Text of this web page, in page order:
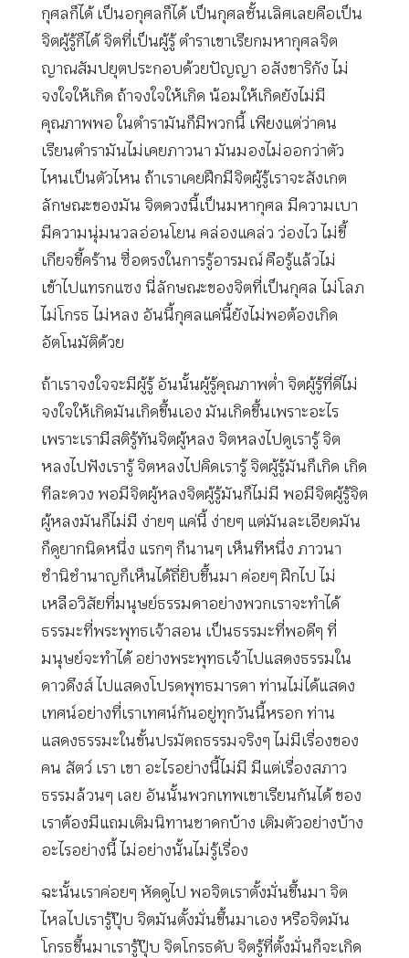
กุศลก็ได้ เป็นอกุศลก็ได้ เป็นกุศลชั้นเลิศเลยคือเป็น
จิตผู้รู้ก็ได้ จิตที่เป็นผู้รู้ ตำราเขาเรียกมหากุศลจิต
ญาณสัมปยุตประกอบด้วยปัญญา อสังขาริกัง ไม่
จงใจให้เกิด ถ้าจงใจให้เกิด น้อมให้เกิดยังไม่มี
คุณภาพพอ ในตำรามันก็มีพวกนี้ เพียงแต่ว่าคน
เรียนตำรามันไม่เคยภาวนา มันมองไม่ออกว่าตัว
ไหนเป็นตัวไหน ถ้าเราเคยฝึกมีจิตผู้รู้เราจะสังเกต
ลักษณะของมัน จิตดวงนี้เป็นมหากุศล มีความเบา
มีความนุ่มนวลอ่อนโยน คล่องแคล่ว ว่องไว ไม่ขี้
เกียจขี้คร้าน ซื่อตรงในการรู้อารมณ์ คือรู้แล้วไม่
เข้าไปแทรกแซง นี่ลักษณะของจิตที่เป็นกุศล ไม่โลภ
ไม่โกรธ ไม่หลง อันนี้กุศลแค่นี้ยังไม่พอต้องเกิด
อัตโนมัติด้วย
ถ้าเราจงใจจะมีผู้รู้ อันนั้นผู้รู้คุณภาพต่ำ จิตผู้รู้ที่ดีไม่
จงใจให้เกิดมันเกิดขึ้นเอง มันเกิดขึ้นเพราะอะไร
เพราะเรามีสติรู้ทันจิตผู้หลง จิตหลงไปดูเรารู้ จิต
หลงไปฟังเรารู้ จิตหลงไปคิดเรารู้ จิตผู้รู้มันก็เกิด เกิด
ทีละดวง พอมีจิตผู้หลงจิตผู้รู้มันก็ไม่มี พอมีจิตผู้รู้จิต
ผู้หลงมันก็ไม่มี ง่ายๆ แค่นี้ ง่ายๆ แต่มันละเอียดมัน
ก็ดูยากนิดหนึ่ง แรกๆ ก็นานๆ เห็นทีหนึ่ง ภาวนา
ชำนิชำนาญก็เห็นได้ถี่ยิบขึ้นมา ค่อยๆ ฝึกไป ไม่
เหลือวิสัยที่มนุษย์ธรรมดาอย่างพวกเราจะทำได้
ธรรมะที่พระพุทธเจ้าสอน เป็นธรรมะที่พอดีๆ ที่
มนุษย์จะทำได้ อย่างพระพุทธเจ้าไปแสดงธรรมใน
ดาวดึงส์ ไปแสดงโปรดพุทธมารดา ท่านไม่ได้แสดง
เทศน์อย่างที่เราเทศน์กันอยู่ทุกวันนี้หรอก ท่าน
แสดงธรรมะในขั้นปรมัตถธรรมจริงๆ ไม่มีเรื่องของ
คน สัตว์ เรา เขา อะไรอย่างนี้ไม่มี มีแต่เรื่องสภาว
ธรรมล้วนๆ เลย อันนั้นพวกเทพเขาเรียนกันได้ ของ
เราต้องมีแถมเติมนิทานชาดกบ้าง เติมตัวอย่างบ้าง
อะไรอย่างนี้ ไม่อย่างนั้นไม่รู้เรื่อง
ฉะนั้นเราค่อยๆ หัดดูไป พอจิตเราตั้งมั่นขึ้นมา จิต
ไหลไปเรารู้ปุ๊บ จิตมันตั้งมั่นขึ้นมาเอง หรือจิตมัน
โกรธขึ้นมาเรารู้ปุ๊บ จิตโกรธดับ จิตรู้ที่ตั้งมั่นก็จะเกิด